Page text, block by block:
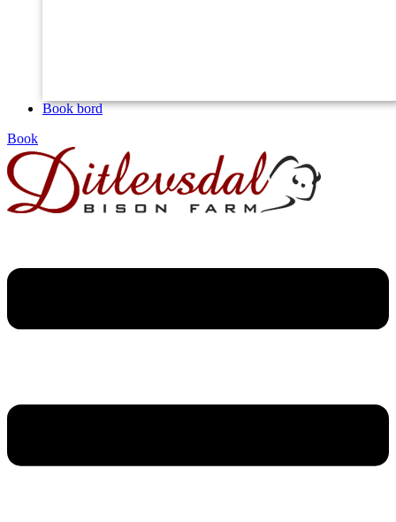
Book bord
Book